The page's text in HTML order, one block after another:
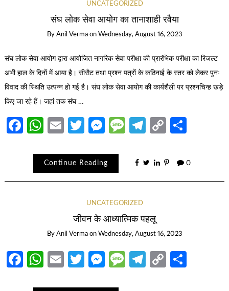
UNCATEGORIZED
संघ लोक सेवा आयोग का तानाशाही रवैया
By Anil Verma on Wednesday, August 16, 2023
संघ लोक सेवा आयोग द्वारा आयोजित नागरिक सेवा परीक्षा की प्रारंभिक परीक्षा का रिजल्ट
अभी हाल के दिनों में आया है। सीसैट तथा प्रश्न पत्रों के कठिनाई के स्तर को लेकर पुनः
विवाद की स्थिति उत्पन्न हो गई है। संघ लोक सेवा आयोग की कार्यशैली पर प्रश्नचिन्ह खड़े
किए जा रहे हैं। जहां तक संघ …
Facebook
WhatsApp
EmailTwitter
Messenger
Message
Telegram
Copy
Continue Reading 0
UNCATEGORIZED
जीवन के आध्यात्मिक पहलू
By Anil Verma on Wednesday, August 16, 2023
Facebook
WhatsApp
EmailTwitter
Messenger
Message
Telegram
Copy